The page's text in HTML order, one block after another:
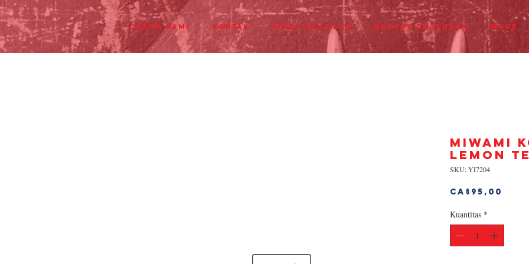
Cerita Kami Kontak Video dan Blog Barang dagangan More
MIWAMI
LEMON
SKU: YI7204
CA$95,00
Kuantitas *